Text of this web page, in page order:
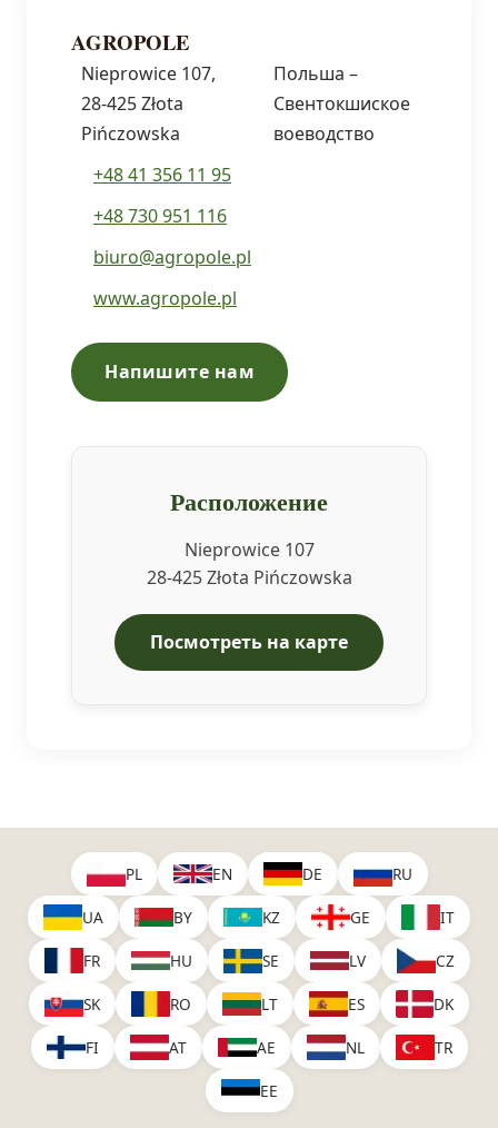
AGROPOLE
Nieprowice 107,
28-425 Złota
Pińczowska
Польша –
Свентокшиское
воеводство
+48 41 356 11 95
+48 730 951 116
biuro@agropole.pl
www.agropole.pl
Напишите нам
Расположение
Nieprowice 107
28-425 Złota Pińczowska
Посмотреть на карте
PL EN DE RU
UA BY KZ GE IT
FR HU SE LV CZ
SK RO LT ES DK
FI AT AE NL TR
EE